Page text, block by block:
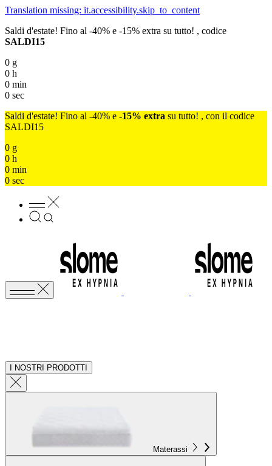
Translation missing: it.accessibility.skip_to_content
Saldi d'estate! Fino al -40% e -15% extra su tutto! , codice
SALDI15
0 g
0 h
0 min
0 sec
Saldi d'estate! Fino al -40% e -15% extra su tutto! , con il codice
SALDI15
0 g
0 h
0 min
0 sec
I NOSTRI PRODOTTI
Materassi